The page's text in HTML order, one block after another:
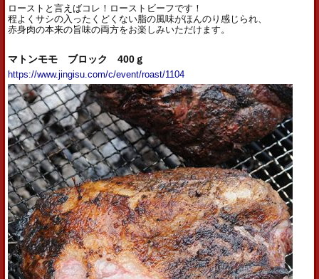
ローストと言えばコレ！ローストビーフです！
程よくサシの入ったくどくない脂の風味がほんのり感じられ、
赤身肉の本来の旨味の両方をお楽しみいただけます。
マトンモモ ブロック 400ｇ
https://www.jingisu.com/c/event/roast/1104